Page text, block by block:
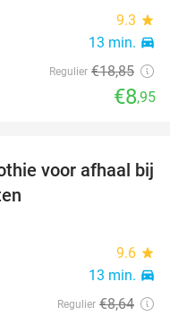
9.3 star
13 min. directions_car
Regulier €18,85
€8,95
43%
voor afhaal bij
9.6 star
13 min. directions_car
Regulier €8,64